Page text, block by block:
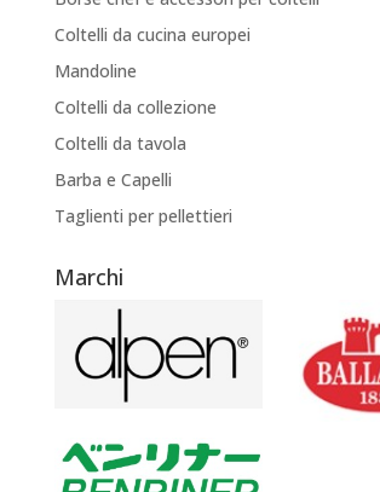
Coltelli da cucina europei
Mandoline
Coltelli da collezione
Coltelli da tavola
Barba e Capelli
Taglienti per pellettieri
Marchi